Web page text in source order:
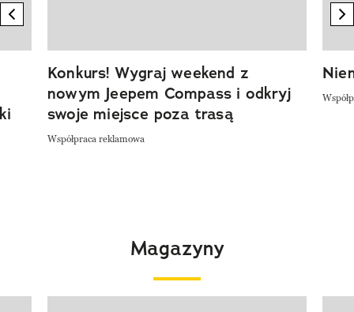
previous element
Konkurs! Wygraj weekend z
nowym Jeepem Compass i odkryj
swoje miejsce poza trasą
Współpraca reklamowa
Magazyny